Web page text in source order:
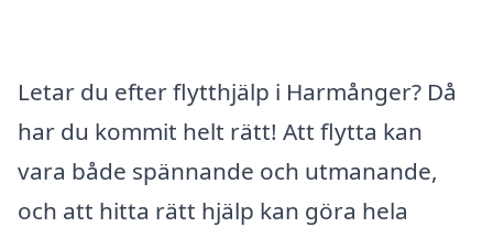
Letar du efter flytthjälp i Harmånger? Då
har du kommit helt rätt! Att flytta kan
vara både spännande och utmanande,
och att hitta rätt hjälp kan göra hela